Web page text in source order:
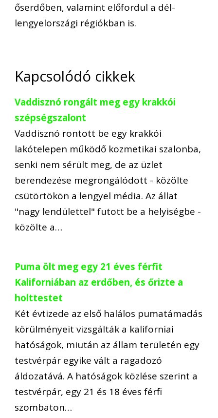
őserdőben, valamint előfordul a dél-
lengyelországi régiókban is.
Kapcsolódó cikkek
Vaddisznó rongált meg egy krakkói
szépségszalont
Vaddisznó rontott be egy krakkói
lakótelepen működő kozmetikai szalonba,
senki nem sérült meg, de az üzlet
berendezése megrongálódott - közölte
csütörtökön a lengyel média. Az állat
"nagy lendülettel" futott be a helyiségbe -
közölte a…
Puma ölt meg egy 21 éves férfit
Kaliforniában az erdőben, és őrizte a
holttestet
Két évtizede az első halálos pumatámadás
körülményeit vizsgálták a kaliforniai
hatóságok, miután az állam területén egy
testvérpár egyike vált a ragadozó
áldozatává. A hatóságok közlése szerint a
testvérpár, egy 21 és 18 éves férfi
szombaton…